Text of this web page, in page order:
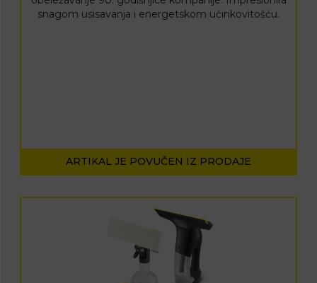
snagom usisavanja i energetskom učinkovitošću.
ARTIKAL JE POVUČEN IZ PRODAJE